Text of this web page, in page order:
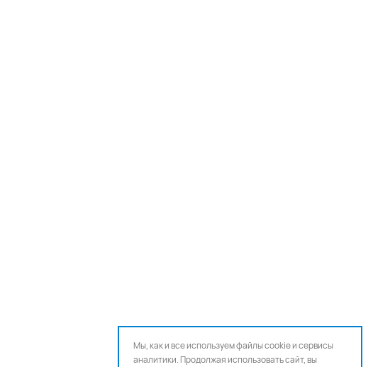
Мы, как и все используем файлы cookie и сервисы
аналитики. Продолжая использовать сайт, вы